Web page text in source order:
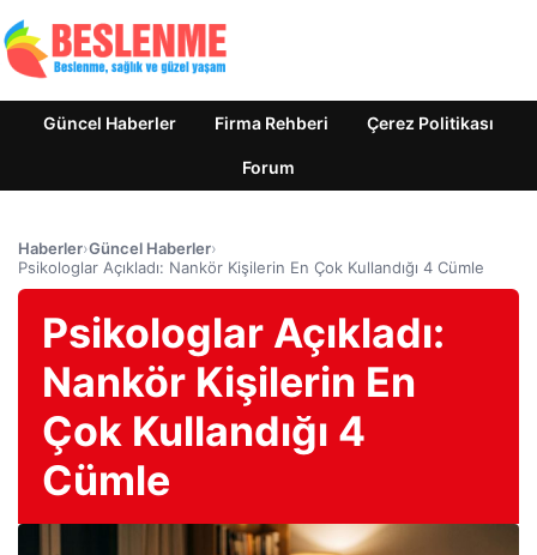
Güncel Haberler Firma Rehberi Çerez Politikası
Forum
Haberler›Güncel Haberler›
Psikologlar Açıkladı: Nankör Kişilerin En Çok Kullandığı 4 Cümle
Psikologlar Açıkladı:
Nankör Kişilerin En
Çok Kullandığı 4
Cümle